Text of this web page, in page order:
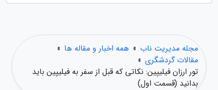
مجله مدیریت ناب » همه اخبار و مقاله ها »
مقالات گردشگری »
تور ارزان فیلیپین: نکاتی که قبل از سفر به فیلیپین باید
بدانید (قسمت اول)